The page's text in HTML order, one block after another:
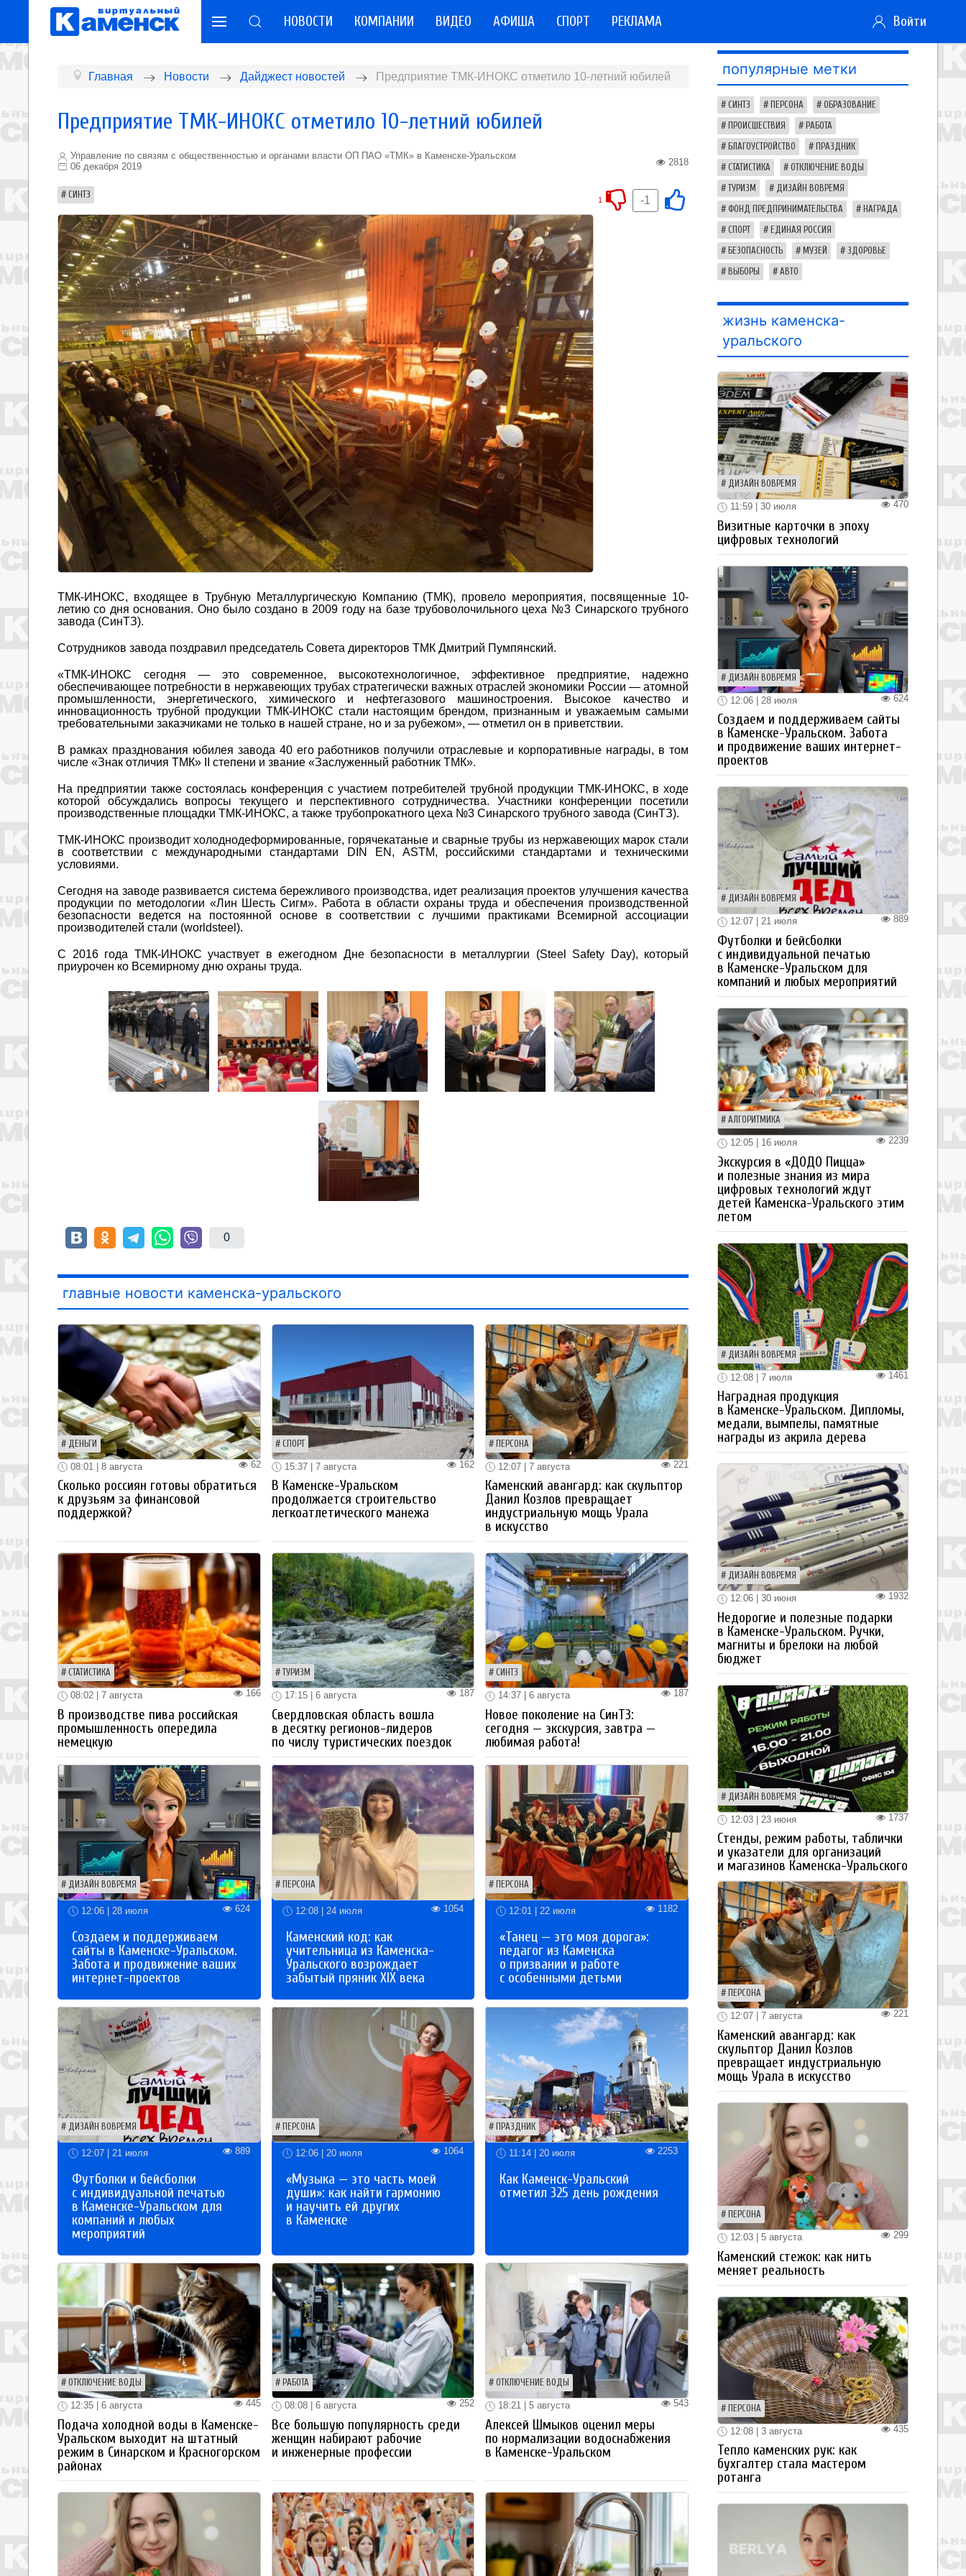
НОВОСТИ КОМПАНИИ ВИДЕО АФИША СПОРТ РЕКЛАМА Войти
Главная Новости Дайджест новостей Предприятие ТМК-ИНОКС отметило 10-летний юбилей
Предприятие ТМК-ИНОКС отметило 10-летний юбилей
Управление по связям с общественностью и органами власти ОП ПАО «ТМК» в Каменске-Уральском
06 декабря 2019
2818
СИНТЗ -1
1
ТМК-ИНОКС, входящее в Трубную Металлургическую Компанию (ТМК), провело мероприятия, посвященные 10-
летию со дня основания. Оно было создано в 2009 году на базе трубоволочильного цеха №3 Синарского трубного
завода (СинТЗ).
Сотрудников завода поздравил председатель Совета директоров ТМК Дмитрий Пумпянский.
«ТМК-ИНОКС сегодня — это современное, высокотехнологичное, эффективное предприятие, надежно
обеспечивающее потребности в нержавеющих трубах стратегически важных отраслей экономики России — атомной
промышленности, энергетического, химического и нефтегазового машиностроения. Высокое качество и
инновационность трубной продукции ТМК-ИНОКС стали настоящим брендом, признанным и уважаемым самыми
требовательными заказчиками не только в нашей стране, но и за рубежом», — отметил он в приветствии.
В рамках празднования юбилея завода 40 его работников получили отраслевые и корпоративные награды, в том
числе «Знак отличия ТМК» II степени и звание «Заслуженный работник ТМК».
На предприятии также состоялась конференция с участием потребителей трубной продукции ТМК-ИНОКС, в ходе
которой обсуждались вопросы текущего и перспективного сотрудничества. Участники конференции посетили
производственные площадки ТМК-ИНОКС, а также трубопрокатного цеха №3 Синарского трубного завода (СинТЗ).
ТМК-ИНОКС производит холоднодеформированные, горячекатаные и сварные трубы из нержавеющих марок стали
в соответствии с международными стандартами DIN EN, ASTM, российскими стандартами и техническими
условиями.
Сегодня на заводе развивается система бережливого производства, идет реализация проектов улучшения качества
продукции по методологии «Лин Шесть Сигм». Работа в области охраны труда и обеспечения производственной
безопасности ведется на постоянной основе в соответствии с лучшими практиками Всемирной ассоциации
производителей стали (worldsteel).
С 2016 года ТМК-ИНОКС участвует в ежегодном Дне безопасности в металлургии (Steel Safety Day), который
приурочен ко Всемирному дню охраны труда.
0
главные новости каменска-уральского
ДЕНЬГИ
62
08:01 | 8 августа
Сколько россиян готовы обратиться
к друзьям за финансовой
поддержкой?
СПОРТ
162
15:37 | 7 августа
В Каменске-Уральском
продолжается строительство
легкоатлетического манежа
ПЕРСОНА
221
12:07 | 7 августа
Каменский авангард: как скульптор
Данил Козлов превращает
индустриальную мощь Урала
в искусство
СТАТИСТИКА
166
08:02 | 7 августа
В производстве пива российская
промышленность опередила
немецкую
ТУРИЗМ
187
17:15 | 6 августа
Свердловская область вошла
в десятку регионов-лидеров
по числу туристических поездок
СИНТЗ
187
14:37 | 6 августа
Новое поколение на СинТЗ:
сегодня — экскурсия, завтра —
любимая работа!
ДИЗАЙН ВОВРЕМЯ
12:06 | 28 июля 624
Создаем и поддерживаем
сайты в Каменске-Уральском.
Забота и продвижение ваших
интернет-проектов
ПЕРСОНА
12:08 | 24 июля 1054
Каменский код: как
учительница из Каменска-
Уральского возрождает
забытый пряник XIX века
ПЕРСОНА
12:01 | 22 июля 1182
«Танец — это моя дорога»:
педагог из Каменска
о призвании и работе
с особенными детьми
ДИЗАЙН ВОВРЕМЯ
12:07 | 21 июля 889
Футболки и бейсболки
с индивидуальной печатью
в Каменске-Уральском для
компаний и любых
мероприятий
ПЕРСОНА
12:06 | 20 июля 1064
«Музыка — это часть моей
души»: как найти гармонию
и научить ей других
в Каменске
ПРАЗДНИК
11:14 | 20 июля 2253
Как Каменск-Уральский
отметил 325 день рождения
ОТКЛЮЧЕНИЕ ВОДЫ
445
12:35 | 6 августа
Подача холодной воды в Каменске-
Уральском выходит на штатный
режим в Синарском и Красногорском
районах
РАБОТА
252
08:08 | 6 августа
Все большую популярность среди
женщин набирают рабочие
и инженерные профессии
ОТКЛЮЧЕНИЕ ВОДЫ
543
18:21 | 5 августа
Алексей Шмыков оценил меры
по нормализации водоснабжения
в Каменске-Уральском
популярные метки
СИНТЗ ПЕРСОНА ОБРАЗОВАНИЕ
ПРОИСШЕСТВИЯ РАБОТА
БЛАГОУСТРОЙСТВО ПРАЗДНИК
СТАТИСТИКА ОТКЛЮЧЕНИЕ ВОДЫ
ТУРИЗМ ДИЗАЙН ВОВРЕМЯ
ФОНД ПРЕДПРИНИМАТЕЛЬСТВА НАГРАДА
СПОРТ ЕДИНАЯ РОССИЯ
БЕЗОПАСНОСТЬ МУЗЕЙ ЗДОРОВЬЕ
ВЫБОРЫ АВТО
жизнь каменска-
уральского
ДИЗАЙН ВОВРЕМЯ
470
11:59 | 30 июля
Визитные карточки в эпоху
цифровых технологий
ДИЗАЙН ВОВРЕМЯ
624
12:06 | 28 июля
Создаем и поддерживаем сайты
в Каменске-Уральском. Забота
и продвижение ваших интернет-
проектов
ДИЗАЙН ВОВРЕМЯ
889
12:07 | 21 июля
Футболки и бейсболки
с индивидуальной печатью
в Каменске-Уральском для
компаний и любых мероприятий
АЛГОРИТМИКА
2239
12:05 | 16 июля
Экскурсия в «ДОДО Пицца»
и полезные знания из мира
цифровых технологий ждут
детей Каменска-Уральского этим
летом
ДИЗАЙН ВОВРЕМЯ
1461
12:08 | 7 июля
Наградная продукция
в Каменске-Уральском. Дипломы,
медали, вымпелы, памятные
награды из акрила дерева
ДИЗАЙН ВОВРЕМЯ
1932
12:06 | 30 июня
Недорогие и полезные подарки
в Каменске-Уральском. Ручки,
магниты и брелоки на любой
бюджет
ДИЗАЙН ВОВРЕМЯ
1737
12:03 | 23 июня
Стенды, режим работы, таблички
и указатели для организаций
и магазинов Каменска-Уральского
ПЕРСОНА
221
12:07 | 7 августа
Каменский авангард: как
скульптор Данил Козлов
превращает индустриальную
мощь Урала в искусство
ПЕРСОНА
299
12:03 | 5 августа
Каменский стежок: как нить
меняет реальность
ПЕРСОНА
435
12:08 | 3 августа
Тепло каменских рук: как
бухгалтер стала мастером
ротанга